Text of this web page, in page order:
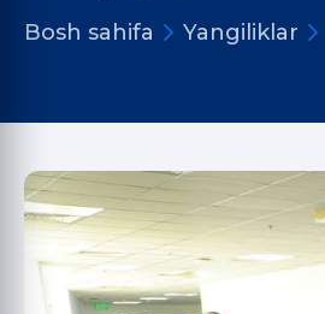
Bosh sahifa Yangiliklar